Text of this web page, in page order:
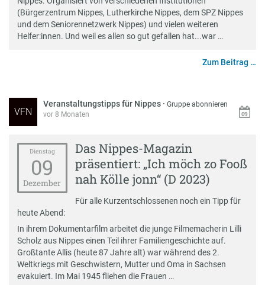
(Bürgerzentrum Nippes, Lutherkirche Nippes, dem SPZ Nippes
und dem Seniorennetzwerk Nippes) und vielen weiteren
Helfer:innen. Und weil es allen so gut gefallen hat...war …
Zum Beitrag …
VFN
Veranstaltungstipps für Nippes ·Gruppe abonnieren
vor 8 Monaten
Dienstag
09
Dezember
Das Nippes-Magazin
präsentiert: „Ich möch zo Fooß
nah Kölle jonn“ (D 2023)
Für alle Kurzentschlossenen noch ein Tipp für
heute Abend:
In ihrem Dokumentarfilm arbeitet die junge Filmemacherin Lilli
Scholz aus Nippes einen Teil ihrer Familiengeschichte auf.
Großtante Allis (heute 87 Jahre alt) war während des 2.
Weltkriegs mit Geschwistern, Mutter und Oma in Sachsen
evakuiert. Im Mai 1945 fliehen die Frauen …